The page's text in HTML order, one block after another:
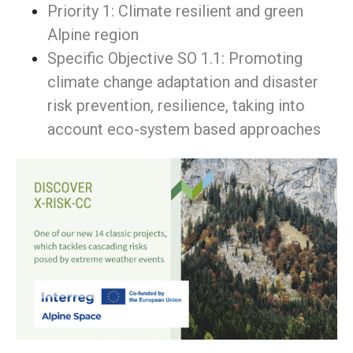
Priority 1: Climate resilient and green
Alpine region
Specific Objective SO 1.1: Promoting
climate change adaptation and disaster
risk prevention, resilience, taking into
account eco-system based approaches